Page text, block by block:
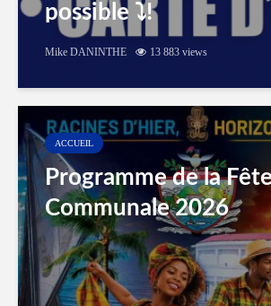
possible ⤵️!
Mike DANINTHE 13 883 views
ACCUEIL
Programme de la
Communale 2026